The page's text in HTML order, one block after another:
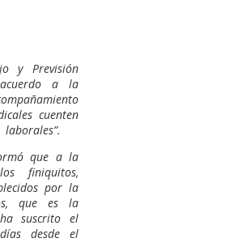
y Previsión
acuerdo a la
cuenten
que a la
finiquitos,
por la
que es la
suscrito el
desde el